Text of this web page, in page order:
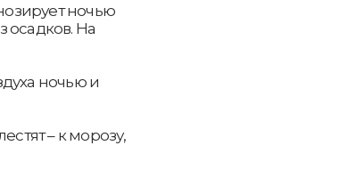
ночью
На
ночью и
– к морозу,